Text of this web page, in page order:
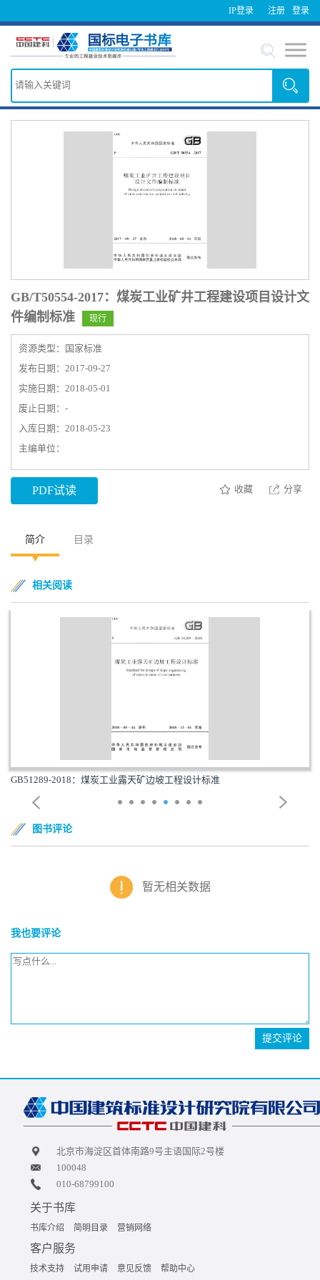
IP登录 登录
注册
GB/T50554-2017：煤炭工业矿井工程建设项目设计文
件编制标准
现行
资源类型：国家标准
发布日期：2017-09-27
实施日期：2018-05-01
废止日期：-
入库日期：2018-05-23
主编单位：
PDF试读 收藏 分享
简介 目录
相关阅读
GB51289-2018：煤炭工业露天矿边坡工程设计标准
图书评论
暂无相关数据
我也要评论
提交评论
北京市海淀区首体南路9号主语国际2号楼
100048
010-68799100
关于书库
书库介绍 简明目录 营销网络
客户服务
技术支持 试用申请 意见反馈 帮助中心